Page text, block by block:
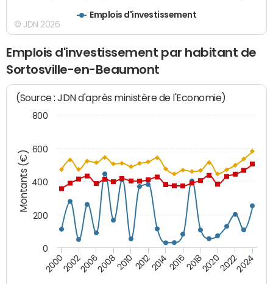
Emplois d'investissement
© JDN 2026
Emplois d'investissement par habitant de
Sortosville-en-Beaumont
Montants (€)
(Source : JDN d'après ministère de l'Economie)
20002002200620082010 2012201420162018202020222024
0
200
400
600
800